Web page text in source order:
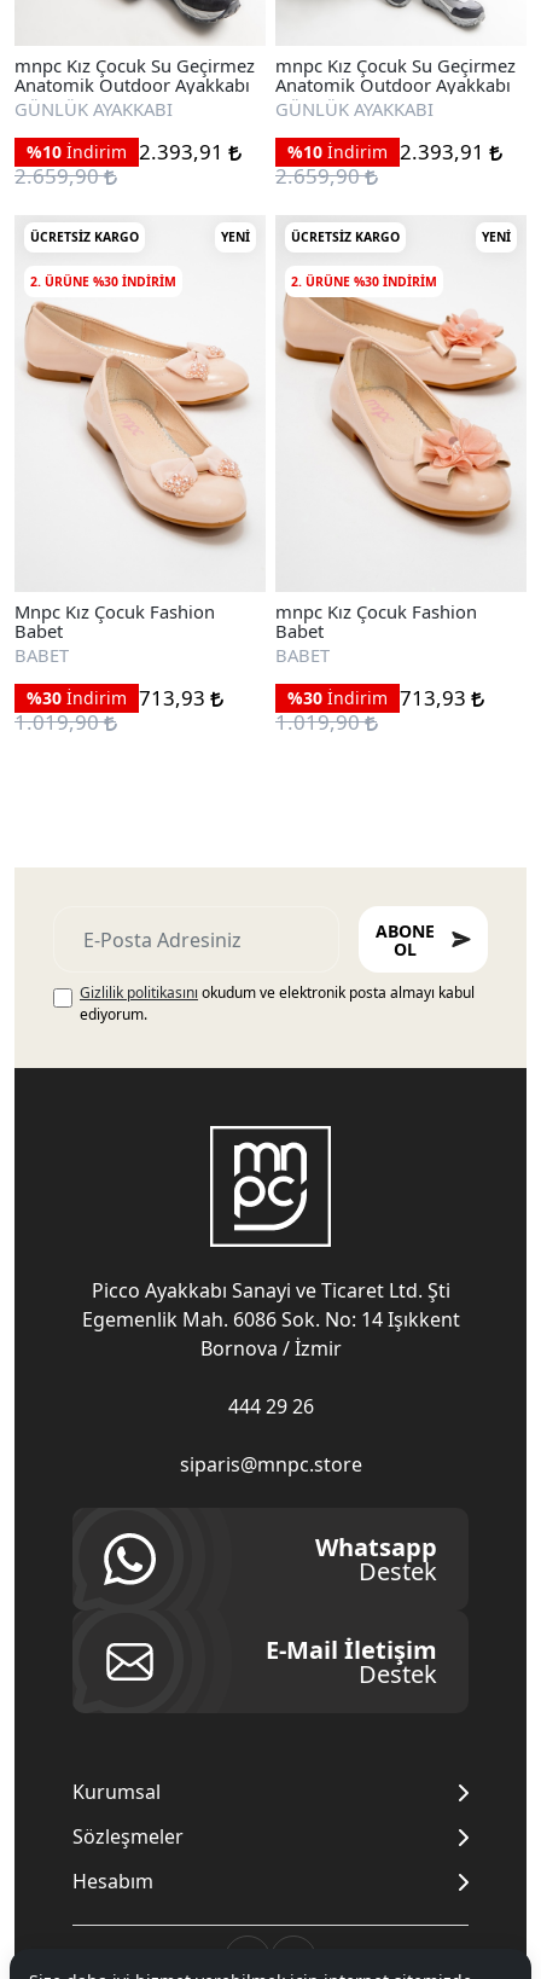
mnpc Kız Çocuk Su Geçirmez
Anatomik Outdoor Ayakkabı
GÜNLÜK AYAKKABI
%10 İndirim 2.393,91
2.659,90
mnpc Kız Çocuk Su Geçirmez
Anatomik Outdoor Ayakkabı
GÜNLÜK AYAKKABI
%10 İndirim 2.393,91
2.659,90
ÜCRETSIZ KARGO YENI
2. ÜRÜNE %30 INDIRIM
Mnpc Kız Çocuk Fashion
Babet
BABET
%30 İndirim 713,93
1.019,90
ÜCRETSIZ KARGO YENI
2. ÜRÜNE %30 INDIRIM
mnpc Kız Çocuk Fashion
Babet
BABET
%30 İndirim 713,93
1.019,90
ABONE
OL
Gizlilik politikasını okudum ve elektronik posta almayı kabul
ediyorum.
Picco Ayakkabı Sanayi ve Ticaret Ltd. Şti
Egemenlik Mah. 6086 Sok. No: 14 Işıkkent
Bornova / İzmir
444 29 26
siparis@mnpc.store
Whatsapp
Destek
E-Mail İletişim
Destek
Kurumsal
Sözleşmeler
Hesabım